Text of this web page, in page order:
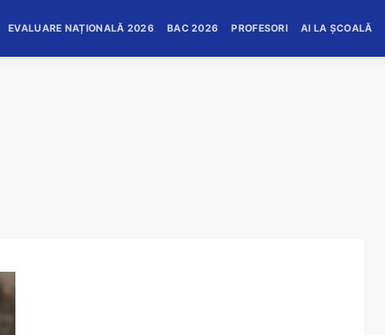
EVALUARE NAȚIONALĂ 2026 BAC 2026 PROFESORI AI LA ȘCOALĂ